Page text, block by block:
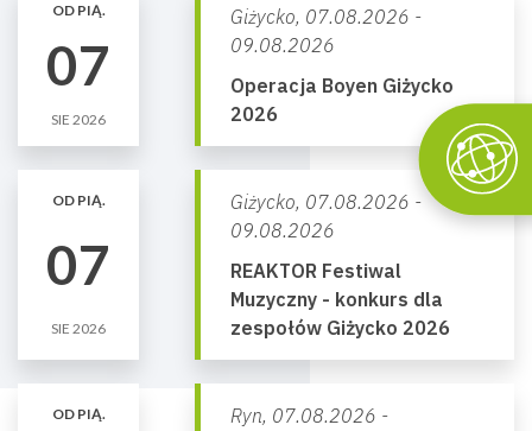
OD PIĄ.
07
SIE 2026
Giżycko, 07.08.2026 -
09.08.2026
Operacja Boyen Giżycko
2026
OD PIĄ.
07
SIE 2026
Giżycko, 07.08.2026 -
09.08.2026
REAKTOR Festiwal
Muzyczny - konkurs dla
zespołów Giżycko 2026
OD PIĄ. Ryn, 07.08.2026 -